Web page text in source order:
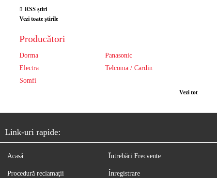
RSS știri
Vezi toate știrile
Producători
Dorma
Panasonic
Electra
Telcoma / Cardin
Somfi
Vezi tot
Link-uri rapide:
Acasă
Procedură reclamaţii
Întrebări Frecvente
Înregistrare